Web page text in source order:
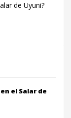
de Uyuni?
el Salar de